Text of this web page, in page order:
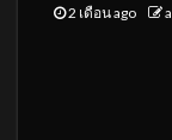
2 เดือน ago